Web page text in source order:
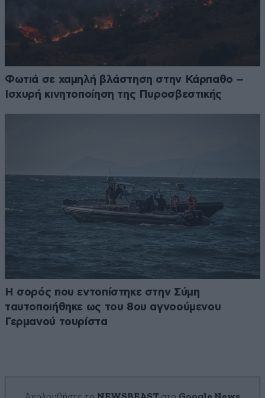
Φωτιά σε χαμηλή βλάστηση στην Κάρπαθο –
Ισχυρή κινητοποίηση της Πυροσβεστικής
Η σορός που εντοπίστηκε στην Σύμη
ταυτοποιήθηκε ως του 8ου αγνοούμενου
Γερμανού τουρίστα